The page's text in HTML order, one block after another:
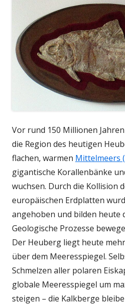
Vor rund 150 Millionen
die Region des heutigen
flachen, warmen Mittelmeers
gigantische Korallenbänke
wuchsen. Durch die Kollision
europäischen Erdplatten
angehoben und bilden heute
Geologische Prozesse
Der Heuberg liegt heute
über dem Meeresspiegel.
Schmelzen aller polaren
globale Meeresspiegel um
steigen – die Kalkberge